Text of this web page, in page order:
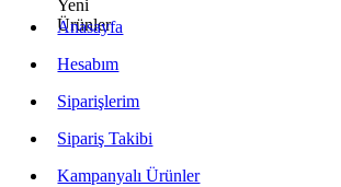
Anasayfa
Hesabım
Siparişlerim
Sipariş Takibi
Kampanyalı Ürünler